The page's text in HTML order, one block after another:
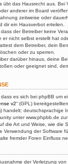
übt das Hausrecht aus. Bei
anderer im Board
zeitweise oder
dir ein Hausverbot erteilen.
der Betreiber keine
er nicht selbst erstellt hat
dem Betreiber, dein
oder zu sperren.
darüber hinaus, deine
oder geeignet sind,
es sich bei phpBB um
v2“ (GPL)
handelt; deutschsprachige
unter www.phpbb.de
die Art und Weise, wie die
Verwendung der Software
fremder Foren Einfluss
der Verletzung